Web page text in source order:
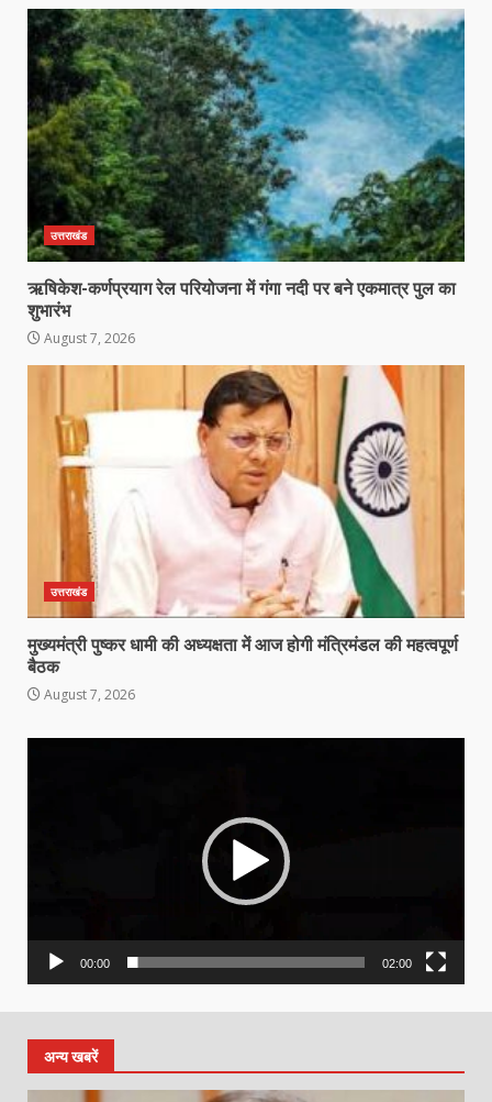
उत्तराखंड
ऋषिकेश-कर्णप्रयाग रेल परियोजना में गंगा नदी पर बने एकमात्र पुल का
शुभारंभ
August 7, 2026
उत्तराखंड
मुख्यमंत्री पुष्कर धामी की अध्यक्षता में आज होगी मंत्रिमंडल की महत्वपूर्ण
बैठक
August 7, 2026
00:00 02:00
अन्य खबरें